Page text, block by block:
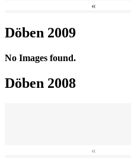
«
Döben 2009
No Images found.
Döben 2008
«